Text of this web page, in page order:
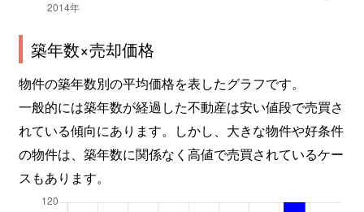
築年数×売却価格
物件の築年数別の平均価格を表したグラフです。
一般的には築年数が経過した不動産は安い値段で売買さ
れている傾向にあります。しかし、大きな物件や好条件
の物件は、築年数に関係なく高値で売買されているケー
スもあります。